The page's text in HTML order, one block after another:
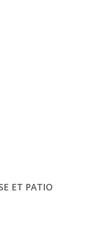
ET PATIO